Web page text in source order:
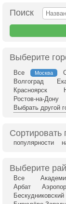
Поиск
Выберите
Все Москва
Волгоград
Красноярск
Ростов-на-Дону
Выбрать другой
Сортировать
популярности
Выберите
Все
Арбат
Бескудниковский